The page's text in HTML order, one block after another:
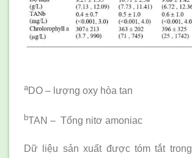
aDO – lượng oxy hòa tan
bTAN – Tổng nitơ amoniac
Dữ liệu sản xuất được tóm tắt trong